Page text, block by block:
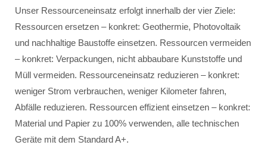
Unser Ressourceneinsatz erfolgt innerhalb der vier Ziele:
Ressourcen ersetzen – konkret: Geothermie, Photovoltaik
und nachhaltige Baustoffe einsetzen. Ressourcen vermeiden
– konkret: Verpackungen, nicht abbaubare Kunststoffe und
Müll vermeiden. Ressourceneinsatz reduzieren – konkret:
weniger Strom verbrauchen, weniger Kilometer fahren,
Abfälle reduzieren. Ressourcen effizient einsetzen – konkret:
Material und Papier zu 100% verwenden, alle technischen
Geräte mit dem Standard A+.